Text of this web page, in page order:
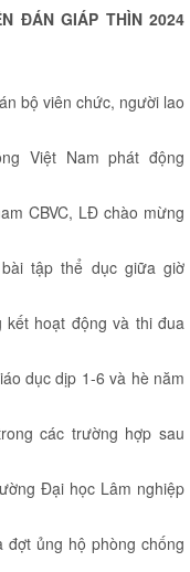
ĐÁN GIÁP THÌN 2024
bộ viên chức, người lao
Việt Nam phát động
CBVC, LĐ chào mừng
tập thể dục giữa giờ
hoạt động và thi đua
dục dịp 1-6 và hè năm
các trường hợp sau
Đại học Lâm nghiệp
đợt ủng hộ phòng chống